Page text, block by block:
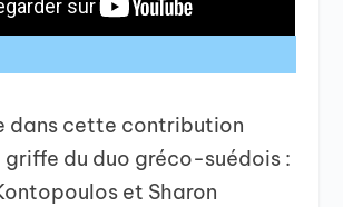
dans cette contribution
du duo gréco-suédois :
et Sharon